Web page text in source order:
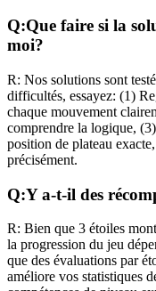
Q:Que faire si la
moi?
R: Nos solutions sont
difficultés, essayez: (1)
chaque mouvement
comprendre la logique,
position de plateau
précisément.
Q:Y a-t-il des
R: Bien que 3 étoiles
la progression du jeu
que des évaluations par
améliore vos statistiques